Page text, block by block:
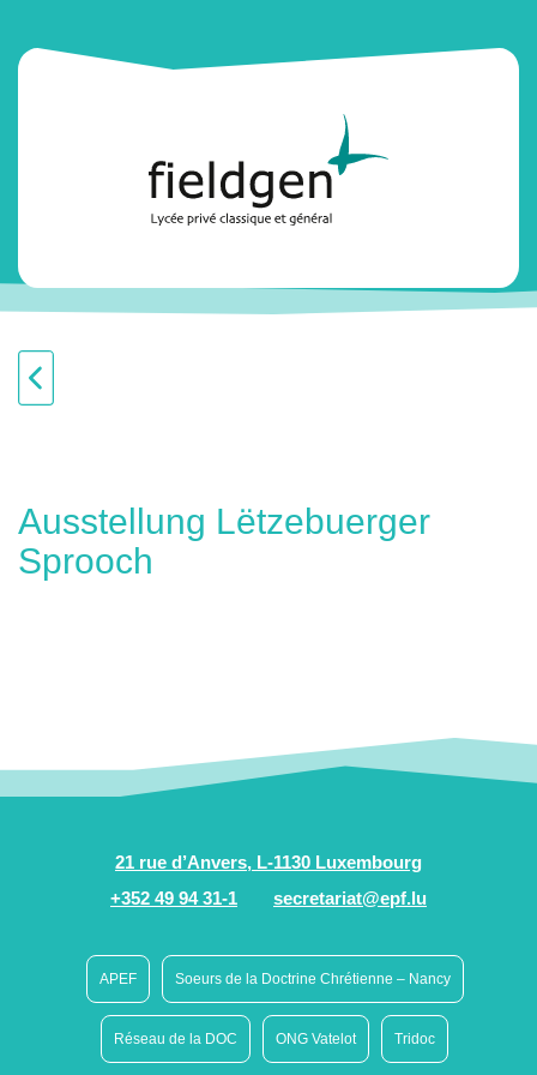
Ausstellung Lëtzebuerger
Sprooch
21 rue d’Anvers, L-1130 Luxembourg
+352 49 94 31-1
secretariat@epf.lu
APEF Soeurs de la Doctrine Chrétienne – Nancy
Réseau de la DOC ONG Vatelot Tridoc